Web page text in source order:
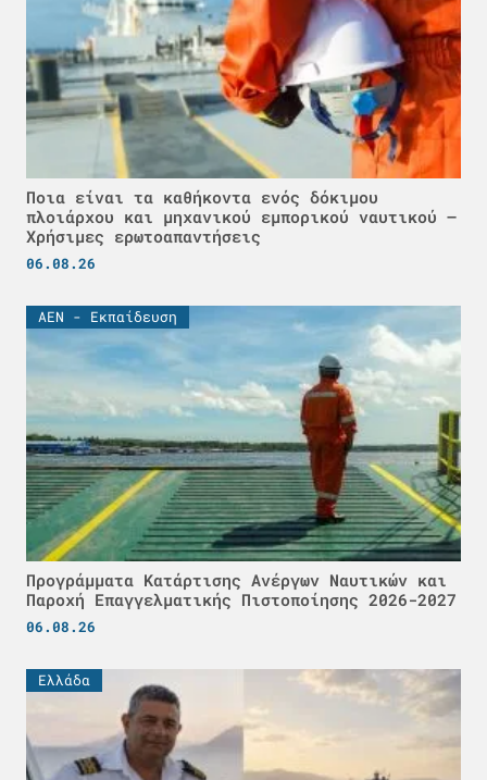
Ποια είναι τα καθήκοντα ενός δόκιμου
πλοιάρχου και μηχανικού εμπορικού ναυτικού –
Χρήσιμες ερωτοαπαντήσεις
06.08.26
ΑΕΝ - Εκπαίδευση
Προγράμματα Κατάρτισης Ανέργων Ναυτικών και
Παροχή Επαγγελματικής Πιστοποίησης 2026-2027
06.08.26
Ελλάδα